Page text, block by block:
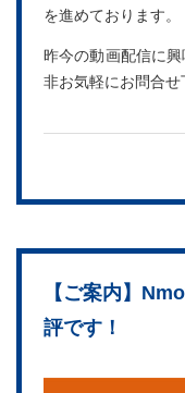
を進めております。
昨今の動画配信に
非お気軽にお問合せ
【ご案内】
評です！